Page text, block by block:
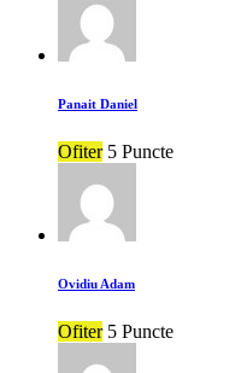
Panait Daniel
Ofiter 5 Puncte
Ovidiu Adam
Ofiter 5 Puncte